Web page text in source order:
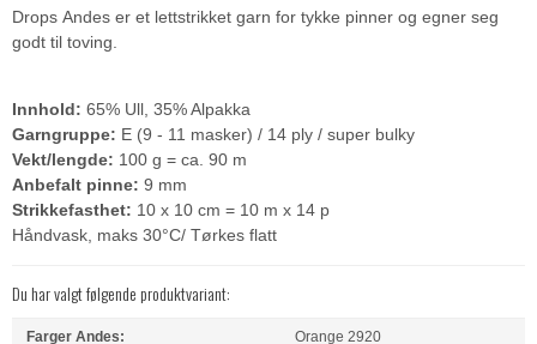
Drops Andes er et lettstrikket garn for tykke pinner og egner seg
godt til toving.
Innhold: 65% Ull, 35% Alpakka
Garngruppe: E (9 - 11 masker) / 14 ply / super bulky
Vekt/lengde: 100 g = ca. 90 m
Anbefalt pinne: 9 mm
Strikkefasthet: 10 x 10 cm = 10 m x 14 p
Håndvask, maks 30°C/ Tørkes flatt
Du har valgt følgende produktvariant:
Farger Andes: Orange 2920